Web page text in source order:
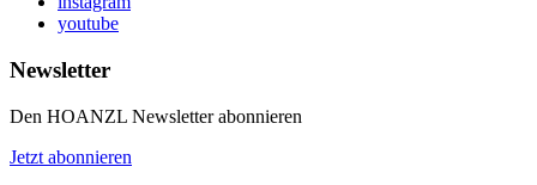
youtube
Newsletter
Den HOANZL Newsletter abonnieren
Jetzt abonnieren